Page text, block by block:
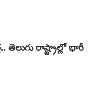
తెలుగు రాష్ట్రాల్లో భారీ